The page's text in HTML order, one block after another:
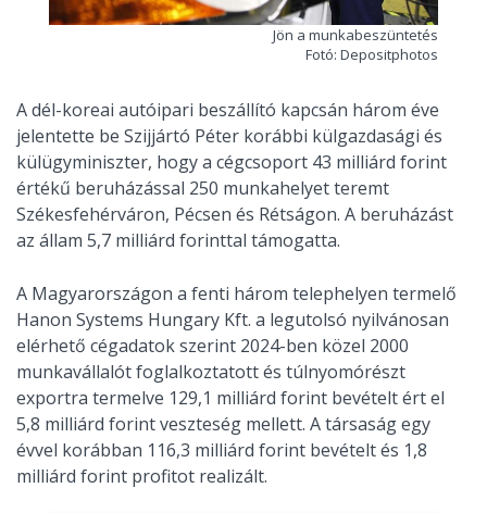
Jön a munkabeszüntetés
Fotó: Depositphotos
A dél-koreai autóipari beszállító kapcsán három éve
jelentette be Szijjártó Péter korábbi külgazdasági és
külügyminiszter, hogy a cégcsoport 43 milliárd forint
értékű beruházással 250 munkahelyet teremt
Székesfehérváron, Pécsen és Rétságon. A beruházást
az állam 5,7 milliárd forinttal támogatta.
A Magyarországon a fenti három telephelyen termelő
Hanon Systems Hungary Kft. a legutolsó nyilvánosan
elérhető cégadatok szerint 2024-ben közel 2000
munkavállalót foglalkoztatott és túlnyomórészt
exportra termelve 129,1 milliárd forint bevételt ért el
5,8 milliárd forint veszteség mellett. A társaság egy
évvel korábban 116,3 milliárd forint bevételt és 1,8
milliárd forint profitot realizált.